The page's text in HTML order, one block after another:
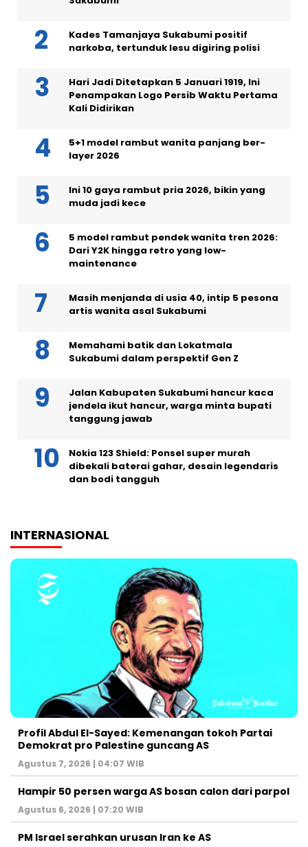
Kades Tamanjaya Sukabumi positif
narkoba, tertunduk lesu digiring polisi
Hari Jadi Ditetapkan 5 Januari 1919, Ini
Penampakan Logo Persib Waktu Pertama
Kali Didirikan
5+1 model rambut wanita panjang ber-
layer 2026
Ini 10 gaya rambut pria 2026, bikin yang
muda jadi kece
5 model rambut pendek wanita tren 2026:
Dari Y2K hingga retro yang low-
maintenance
Masih menjanda di usia 40, intip 5 pesona
artis wanita asal Sukabumi
Memahami batik dan Lokatmala
Sukabumi dalam perspektif Gen Z
Jalan Kabupaten Sukabumi hancur kaca
jendela ikut hancur, warga minta bupati
tanggung jawab
Nokia 123 Shield: Ponsel super murah
dibekali baterai gahar, desain legendaris
dan bodi tangguh
INTERNASIONAL
Profil Abdul El-Sayed: Kemenangan tokoh Partai
Demokrat pro Palestine guncang AS
Agustus 7, 2026 | 04:07 WIB
Hampir 50 persen warga AS bosan calon dari parpol
Agustus 6, 2026 | 07:20 WIB
PM Israel serahkan urusan Iran ke AS